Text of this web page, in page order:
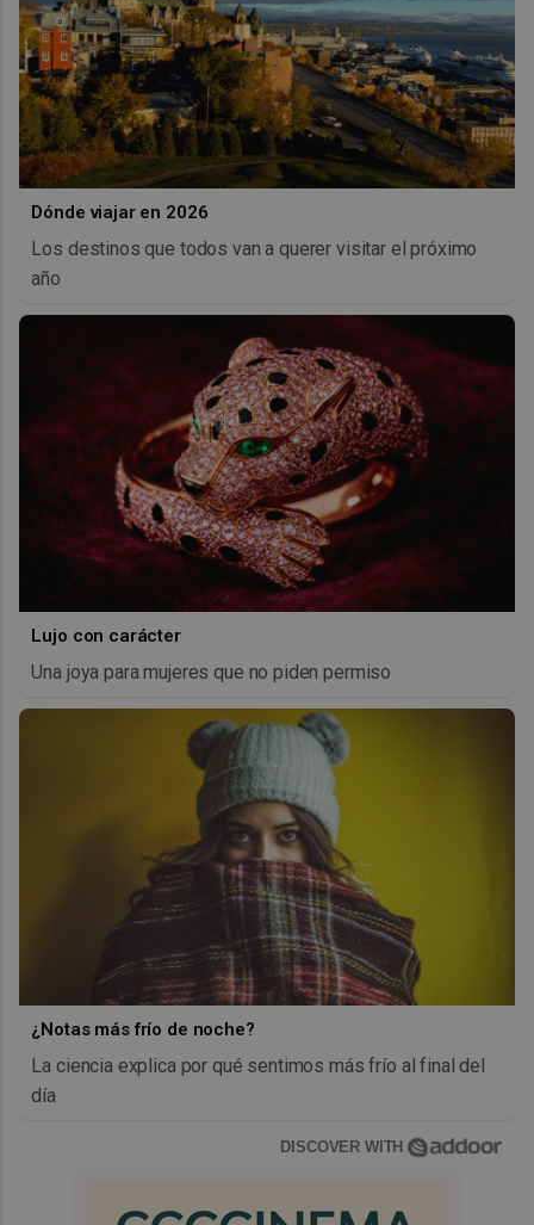
Dónde viajar en 2026
Los destinos que todos van a querer visitar el próximo
año
Lujo con carácter
Una joya para mujeres que no piden permiso
¿Notas más frío de noche?
La ciencia explica por qué sentimos más frío al final del
día
DISCOVER WITH